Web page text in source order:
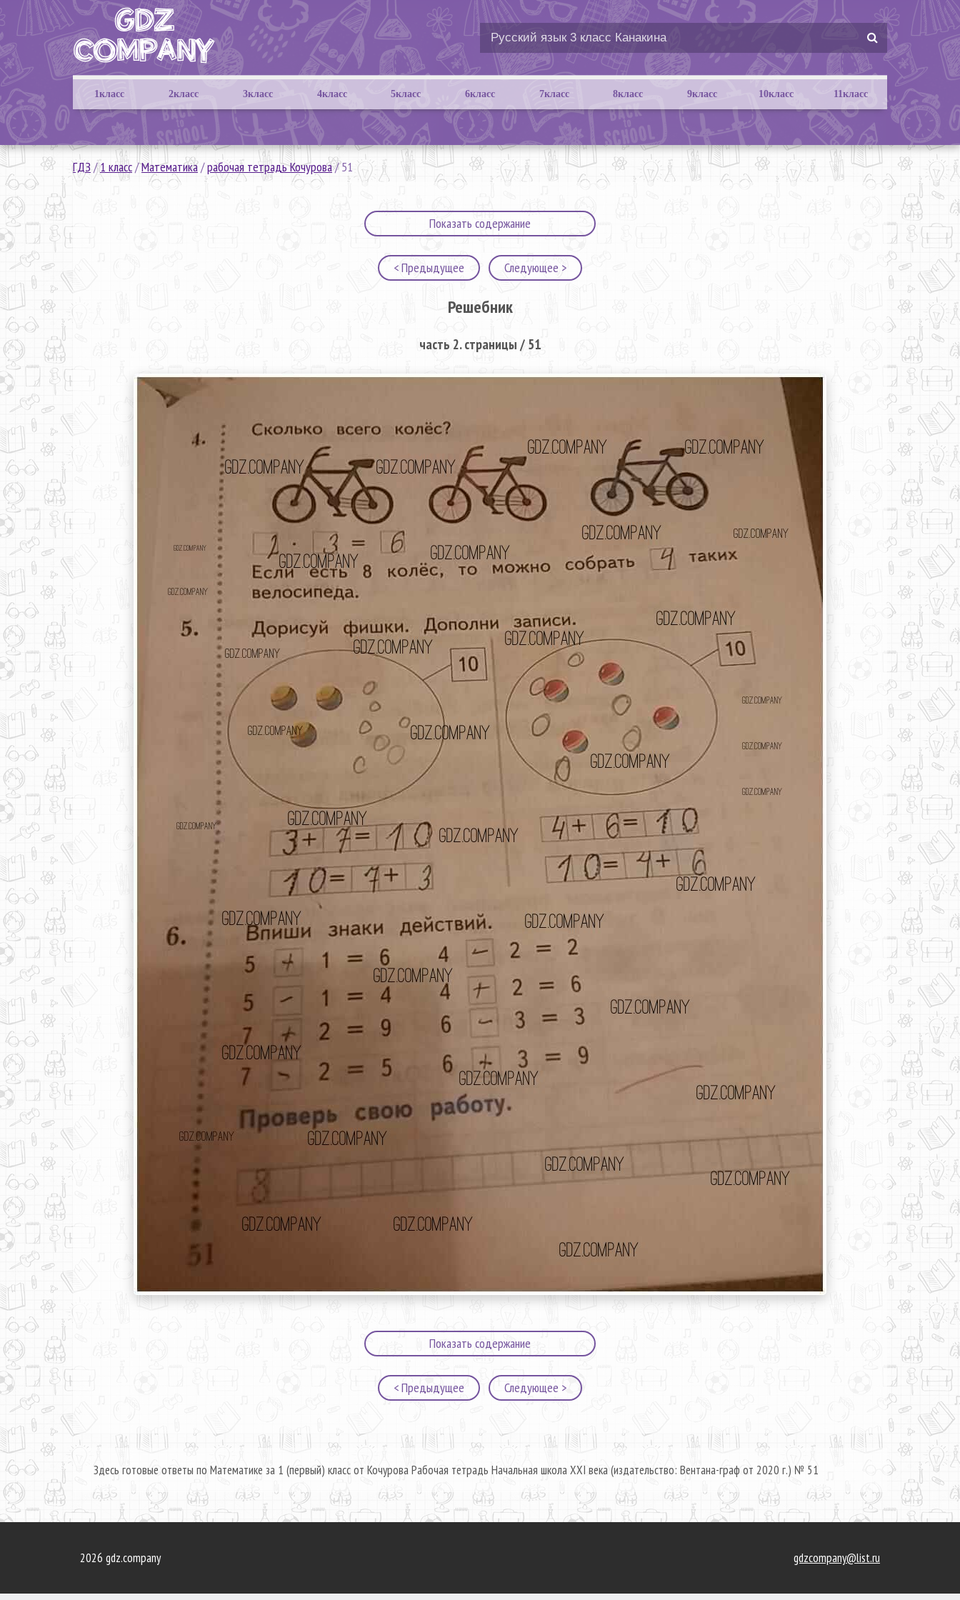
1класс 2класс 3класс 4класс 5класс 6класс 7класс 8класс 9класс 10класс 11класс
ГДЗ /1 класс/Математика/рабочая тетрадь Кочурова/51
Показать содержание
< Предыдущее Следующее >
Решебник
часть 2. страницы / 51
Показать содержание
< Предыдущее Следующее >
Здесь готовые ответы по Математике за 1 (первый) класс от Кочурова Рабочая тетрадь Начальная школа XXI века (издательство: Вентана-граф от 2020 г.) № 51
2026 gdz.company gdzcompany@list.ru